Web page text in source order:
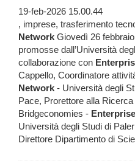
19-feb-2026 15.00.44
, imprese, trasferimento
Network Giovedì 26
promosse dall’Università
collaborazione con
Cappello, Coordinatore
Network - Università degli
Pace, Prorettore alla
Bridgeconomies - Enterprise
Università degli Studi di
Direttore Dipartimento di